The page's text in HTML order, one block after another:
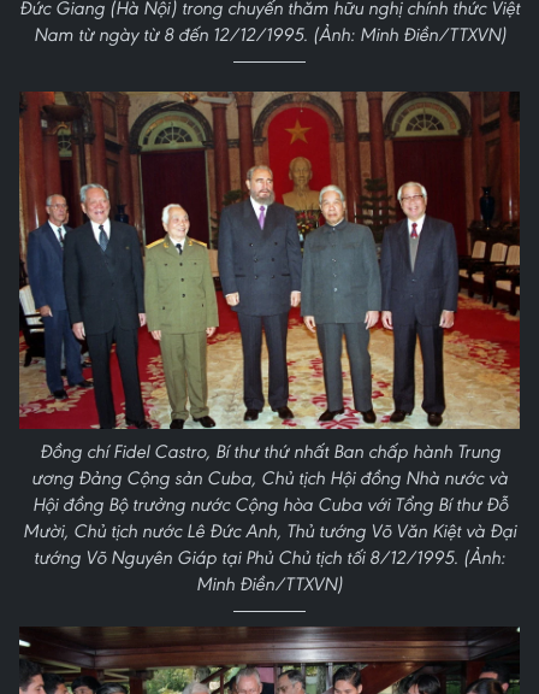
Đức Giang (Hà Nội) trong chuyến thăm hữu nghị chính thức Việt
Nam từ ngày từ 8 đến 12/12/1995. (Ảnh: Minh Điền/TTXVN)
Đồng chí Fidel Castro, Bí thư thứ nhất Ban chấp hành Trung
ương Đảng Cộng sản Cuba, Chủ tịch Hội đồng Nhà nước và
Hội đồng Bộ trưởng nước Cộng hòa Cuba với Tổng Bí thư Đỗ
Mười, Chủ tịch nước Lê Đức Anh, Thủ tướng Võ Văn Kiệt và Đại
tướng Võ Nguyên Giáp tại Phủ Chủ tịch tối 8/12/1995. (Ảnh:
Minh Điền/TTXVN)